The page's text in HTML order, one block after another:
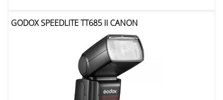
GODOX SPEEDLITE TT685 II CANON